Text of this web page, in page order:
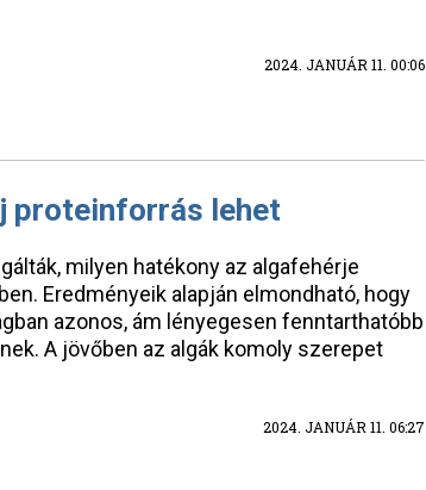
2024. JANUÁR 11. 00:06
proteinforrás lehet
milyen hatékony az algafehérje
Eredményeik alapján elmondható, hogy
azonos, ám lényegesen fenntarthatóbb
A jövőben az algák komoly szerepet
2024. JANUÁR 11. 06:27